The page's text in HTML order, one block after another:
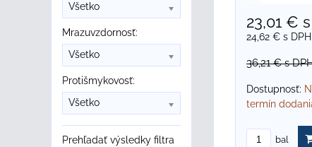
23,01 €
24,62 € s DPH
36,21 €s
Dostupnosť:
termín
bal
Všetko
Mrazuvzdornosť:
Všetko
Protišmykovosť:
Všetko
Prehľadať výsledky filtra